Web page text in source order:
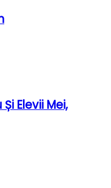
Elevii Mei,